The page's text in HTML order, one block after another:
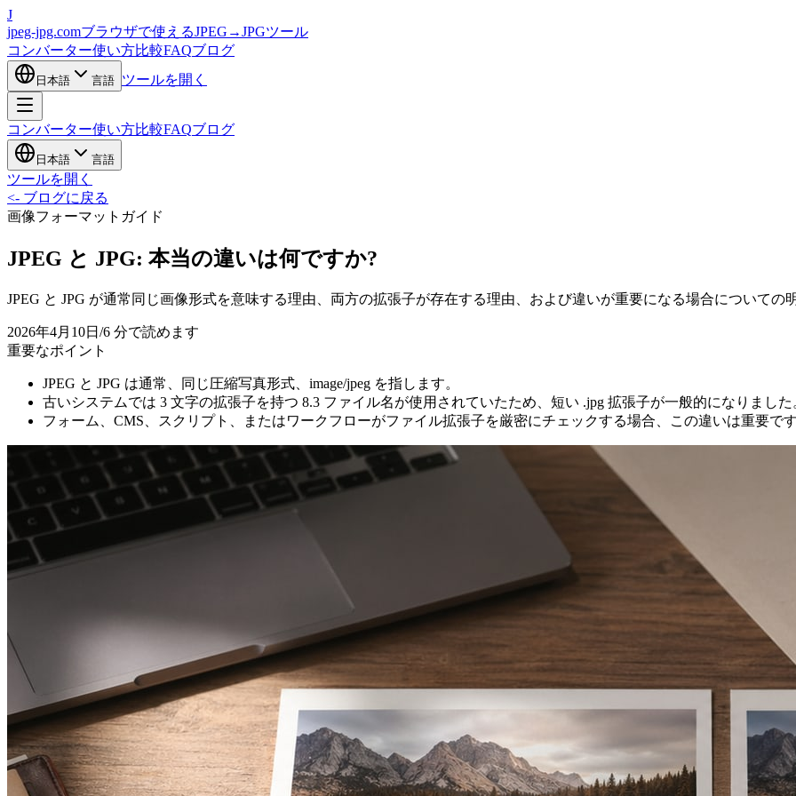
J
jpeg-jpg.comブラウザで使えるJPEG→JPGツール
コンバーター使い方比較FAQブログ
日本語 言語 ツールを開く
コンバーター使い方比較FAQブログ
日本語 言語
ツールを開く
<- ブログに戻る
画像フォーマットガイド
JPEG と JPG: 本当の違いは何ですか?
JPEG と JPG が通常同じ画像形式を意味する理由、両方の拡張子が存在する理由、および違いが重要になる場合についての
2026年4月10日 /6 分で読めます
重要なポイント
JPEG と JPG は通常、同じ圧縮写真形式、image/jpeg を指します。
古いシステムでは 3 文字の拡張子を持つ 8.3 ファイル名が使用されていたため、短い .jpg 拡張子が一般的になりました
フォーム、CMS、スクリプト、またはワークフローがファイル拡張子を厳密にチェックする場合、この違いは重要で